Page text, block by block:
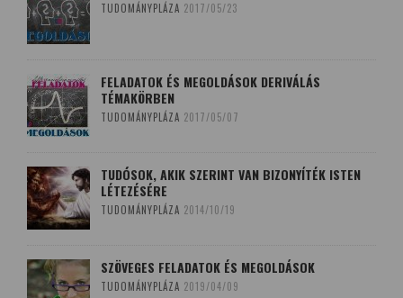
TUDOMÁNYPLÁZA 2017/05/23
FELADATOK ÉS MEGOLDÁSOK DERIVÁLÁS
TÉMAKÖRBEN
TUDOMÁNYPLÁZA 2017/05/07
TUDÓSOK, AKIK SZERINT VAN BIZONYÍTÉK ISTEN
LÉTEZÉSÉRE
TUDOMÁNYPLÁZA 2014/10/19
SZÖVEGES FELADATOK ÉS MEGOLDÁSOK
TUDOMÁNYPLÁZA 2019/04/09